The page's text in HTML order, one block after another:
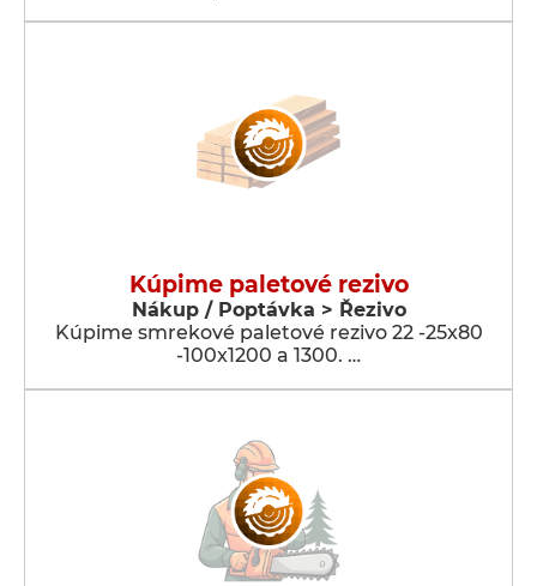
Kúpime paletové rezivo
Nákup / Poptávka > Řezivo
Kúpime smrekové paletové rezivo 22 -25x80
-100x1200 a 1300. …